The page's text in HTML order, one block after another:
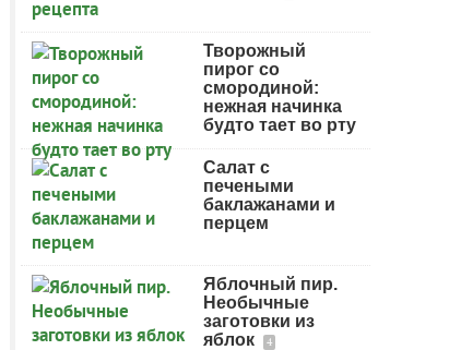
Творожный
пирог со
смородиной:
нежная начинка
будто тает во рту
Салат с
печеными
баклажанами и
перцем
Яблочный пир.
Необычные
заготовки из
яблок
4